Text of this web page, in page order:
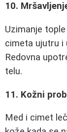
10.
Uzimanje
cimeta ujutru i
Redovna
telu.
11. Kožni
Med i cimet